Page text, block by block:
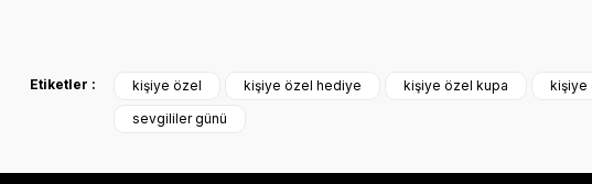
Etiketler : kişiye özel kişiye özel hediye kişiye özel kupa kişiye
sevgililer günü